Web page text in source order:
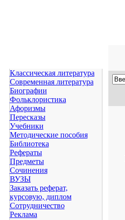
Классическая литература
Современная литература
Биографии
Фольклористика
Афоризмы
Пересказы
Учебники
Методические пособия
Библиотека
Рефераты
Предметы
Сочинения
ВУЗЫ
Заказать реферат,
курсовую, диплом
Сотрудничество
Реклама